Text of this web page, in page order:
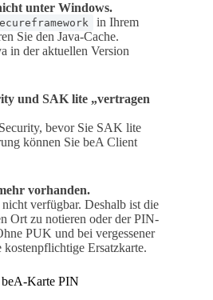
unter Windows.
in Ihrem
Sie den Java-Cache.
in der aktuellen Version
und SAK lite „vertragen
bevor Sie SAK lite
können Sie beA Client
vorhanden.
verfügbar. Deshalb ist die
Ort zu notieren oder der PIN-
PUK und bei vergessener
Ersatzkarte.
Karte PIN